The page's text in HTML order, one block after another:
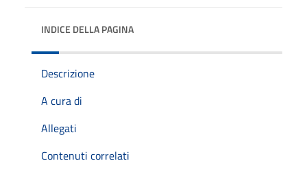
INDICE DELLA PAGINA
Descrizione
A cura di
Allegati
Contenuti correlati